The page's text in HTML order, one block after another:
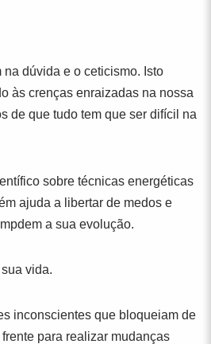
dúvida e o ceticismo. Isto
às crenças enraizadas na nossa
de que tudo tem que ser difícil na
sobre técnicas energéticas
ajuda a libertar de medos e
a sua evolução.
vida.
inconscientes que bloqueiam de
para realizar mudanças